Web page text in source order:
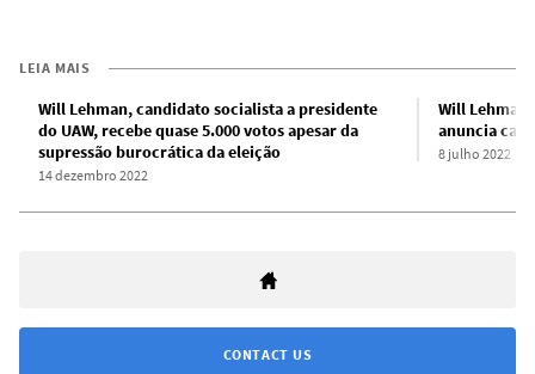
LEIA MAIS
Will Lehman, candidato socialista a presidente
do UAW, recebe quase 5.000 votos apesar da
supressão burocrática da eleição
14 dezembro 2022
Will
anuncia
8 julho 2022
CONTACT US